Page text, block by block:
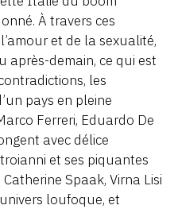
À travers ces
et de la sexualité,
après-demain, ce qui est
les
pays en pleine
Ferreri, Eduardo De
avec délice
et ses piquantes
Spaak, Virna Lisi
loufoque, et